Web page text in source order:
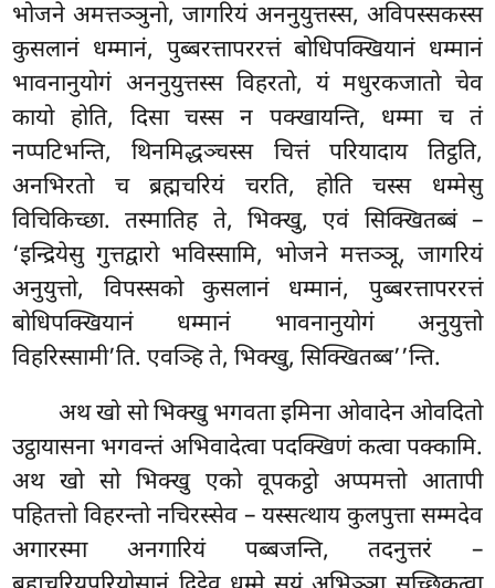
भोजने अमत्तञ्ञुनो, जागरियं अननुयुत्तस्स, अविपस्सकस्स
कुसलानं धम्मानं, पुब्बरत्तापररत्तं बोधिपक्खियानं धम्मानं
भावनानुयोगं अननुयुत्तस्स विहरतो, यं मधुरकजातो चेव
कायो होति, दिसा चस्स न पक्खायन्ति, धम्मा च तं
नप्पटिभन्ति, थिनमिद्धञ्चस्स चित्तं परियादाय तिट्ठति,
अनभिरतो च ब्रह्मचरियं चरति, होति चस्स धम्मेसु
विचिकिच्छा. तस्मातिह ते, भिक्खु, एवं सिक्खितब्बं –
‘इन्द्रियेसु गुत्तद्वारो भविस्सामि, भोजने मत्तञ्ञू, जागरियं
अनुयुत्तो, विपस्सको कुसलानं धम्मानं, पुब्बरत्तापररत्तं
बोधिपक्खियानं धम्मानं भावनानुयोगं अनुयुत्तो
विहरिस्सामी’ति. एवञ्हि ते, भिक्खु, सिक्खितब्ब’’न्ति.
अथ खो सो भिक्खु भगवता इमिना ओवादेन ओवदितो
उट्ठायासना भगवन्तं अभिवादेत्वा पदक्खिणं कत्वा पक्कामि.
अथ खो सो भिक्खु एको वूपकट्ठो अप्पमत्तो आतापी
पहितत्तो विहरन्तो नचिरस्सेव – यस्सत्थाय कुलपुत्ता सम्मदेव
अगारस्मा अनगारियं पब्बजन्ति, तदनुत्तरं –